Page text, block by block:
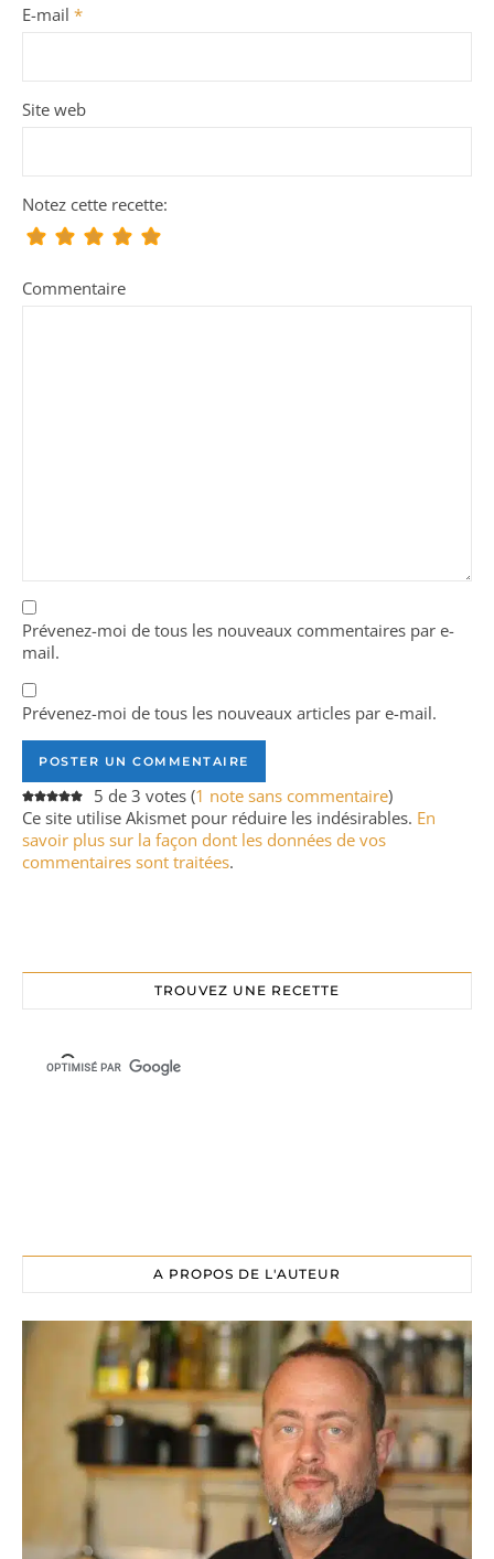
E-mail *
Site web
Notez cette recette:
Commentaire
Prévenez-moi de tous les nouveaux commentaires par e-
mail.
Prévenez-moi de tous les nouveaux articles par e-mail.
5 de 3 votes (1 note sans commentaire)
Ce site utilise Akismet pour réduire les indésirables. En
savoir plus sur la façon dont les données de vos
commentaires sont traitées.
TROUVEZ UNE RECETTE
A PROPOS DE L'AUTEUR